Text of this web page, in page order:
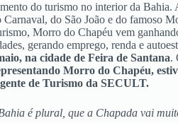
do turismo no interior da
do São João e do famoso
Morro do Chapéu vem
gerando emprego, renda e
na cidade de Feira de Santana.
Morro do Chapéu,
de Turismo da SECULT.
é plural, que a Chapada vai